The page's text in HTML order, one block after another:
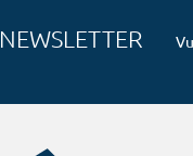
NEWSLETTER